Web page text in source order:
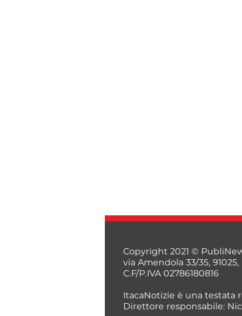
Copyright 2021 ©
via Amendola 33/35, 91025,
C.F/P.IVA 02786180816
ItacaNotizie è una testata
Direttore responsabile: